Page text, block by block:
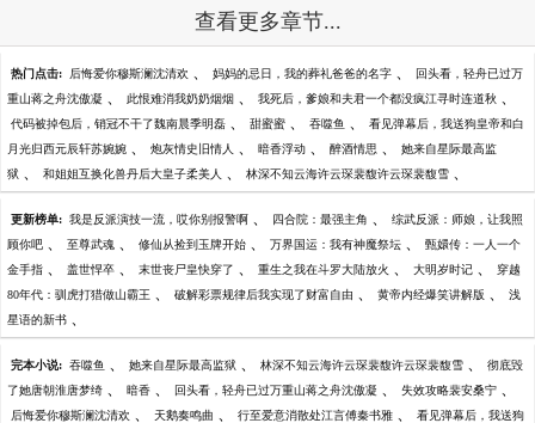
查看更多章节...
热门点击: 后悔爱你穆斯澜沈清欢 、 妈妈的忌日，我的葬礼爸爸的名字 、 回头看，轻舟已过万
重山蒋之舟沈傲凝 、 此恨难消我奶奶烟烟 、 我死后，爹娘和夫君一个都没疯江寻时连道秋 、
代码被掉包后，销冠不干了魏南晨季明磊 、 甜蜜蜜 、 吞噬鱼 、 看见弹幕后，我送狗皇帝和白
月光归西元辰轩苏婉婉 、 炮灰情史旧情人 、 暗香浮动 、 醉酒情思 、 她来自星际最高监
狱 、 和姐姐互换化兽丹后大皇子柔美人 、 林深不知云海许云琛裴馥许云琛裴馥雪 、
更新榜单: 我是反派演技一流，哎你别报警啊 、 四合院：最强主角 、 综武反派：师娘，让我照
顾你吧 、 至尊武魂 、 修仙从捡到玉牌开始 、 万界国运：我有神魔祭坛 、 甄嬛传：一人一个
金手指 、 盖世悍卒 、 末世丧尸皇快穿了 、 重生之我在斗罗大陆放火 、 大明岁时记 、 穿越
80年代：驯虎打猎做山霸王 、 破解彩票规律后我实现了财富自由 、 黄帝内经爆笑讲解版 、 浅
星语的新书 、
完本小说: 吞噬鱼 、 她来自星际最高监狱 、 林深不知云海许云琛裴馥许云琛裴馥雪 、 彻底毁
了她唐朝淮唐梦绮 、 暗香 、 回头看，轻舟已过万重山蒋之舟沈傲凝 、 失效攻略裴安桑宁 、
后悔爱你穆斯澜沈清欢 、 天鹅奏鸣曲 、 行至爱意消散处江言傅秦书雅 、 看见弹幕后，我送狗